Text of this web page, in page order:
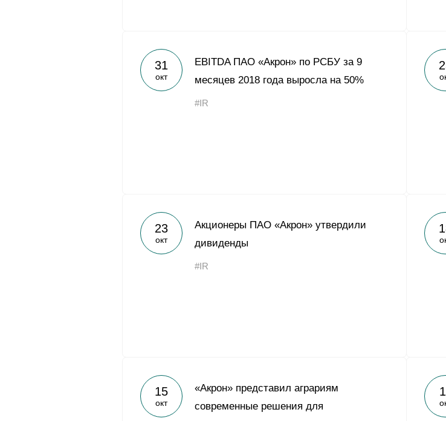
31
окт
EBITDA ПАО «Акрон» по РСБУ за 9
месяцев 2018 года выросла на 50%
#IR
23
окт
Акционеры ПАО «Акрон» утвердили
дивиденды
#IR
15
окт
«Акрон» представил аграриям
современные решения для